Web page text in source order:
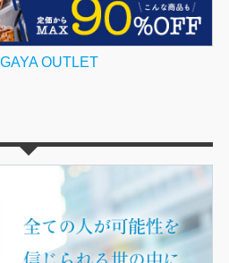
OUTLET